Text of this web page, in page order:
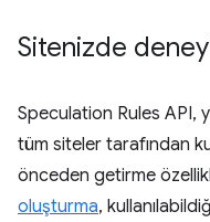
Sitenizde
Speculation Rules API,
tüm siteler tarafından
önceden getirme
oluşturma,